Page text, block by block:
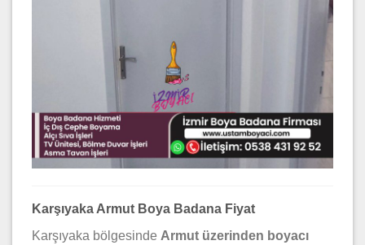
Karşıyaka Armut Boya Badana Fiyat
Karşıyaka bölgesinde Armut üzerinden boyacı